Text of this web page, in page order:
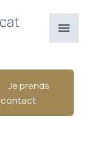
menu
Je prends
contact